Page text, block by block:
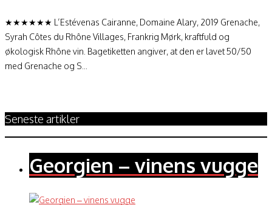
★★★★★★ L’Estévenas Cairanne, Domaine Alary, 2019 Grenache,
Syrah Côtes du Rhône Villages, Frankrig Mørk, kraftfuld og
økologisk Rhône vin. Bagetiketten angiver, at den er lavet 50/50
med Grenache og S...
Seneste artikler
Georgien – vinens vugge